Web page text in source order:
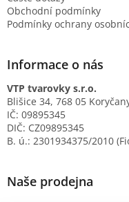
Obchodní podmínky
Podmínky ochrany
Informace o nás
VTP tvarovky s.r.o.
Blišice 34, 768 05
IČ: 09895345
DIČ: CZ09895345
B. ú.: 2301934375/2010
Naše prodejna